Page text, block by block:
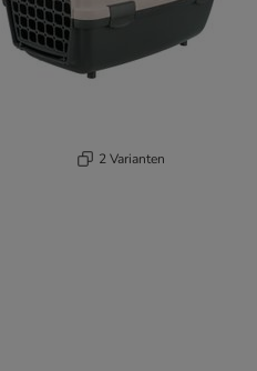
2 Varianten